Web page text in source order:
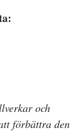
och
förbättra den